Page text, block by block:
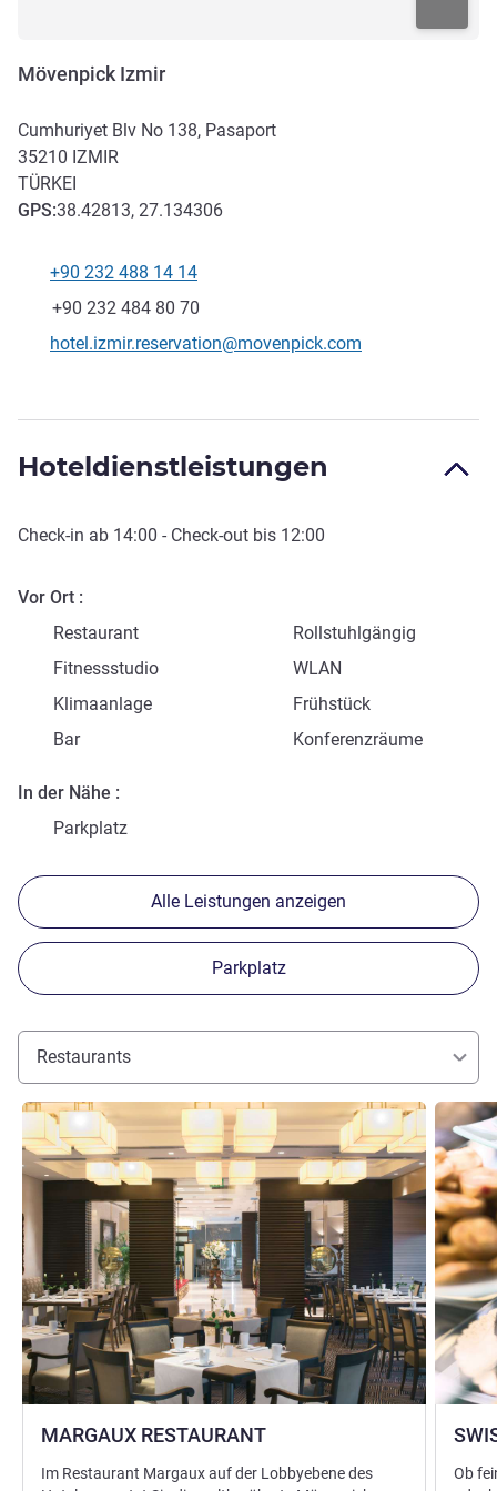
Mövenpick Izmir
Cumhuriyet Blv No 138, Pasaport
35210 IZMIR
TÜRKEI
GPS:38.42813, 27.134306
+90 232 488 14 14
Fax
+90 232 484 80 70
Kontakt-E-Mail
hotel.izmir.reservation@movenpick.com
Hoteldienstleistungen
Check-in ab 14:00 - Check-out bis 12:00
Vor Ort
Restaurant
Rollstuhlgängig
Fitnessstudio
WLAN
Klimaanlage
Frühstück
Bar
Konferenzräume
In der Nähe
Parkplatz
Alle Leistungen anzeigen
Parkplatz
Restaurants
MARGAUX RESTAURANT
Details ansehen
Im Restaurant Margaux auf der Lobbyebene des
Details
Ob